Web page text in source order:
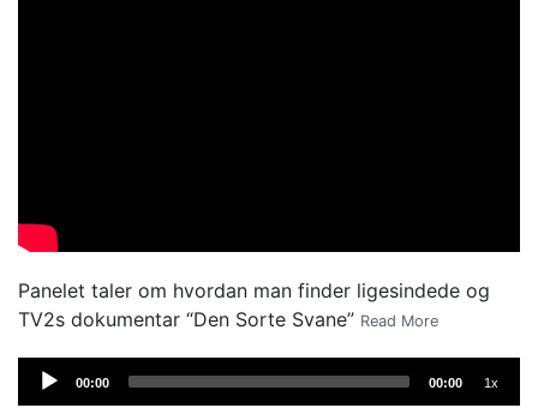
Panelet taler om hvordan man finder ligesindede og
TV2s dokumentar “Den Sorte Svane” Read More
Audio
Player
00:00 00:00 1x